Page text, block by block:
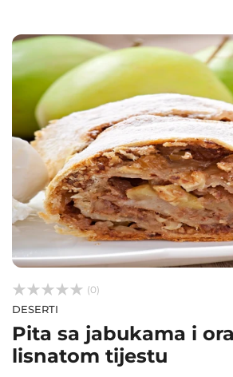


 (0)
DESERTI
Pita sa jabukama i
lisnatom tijestu